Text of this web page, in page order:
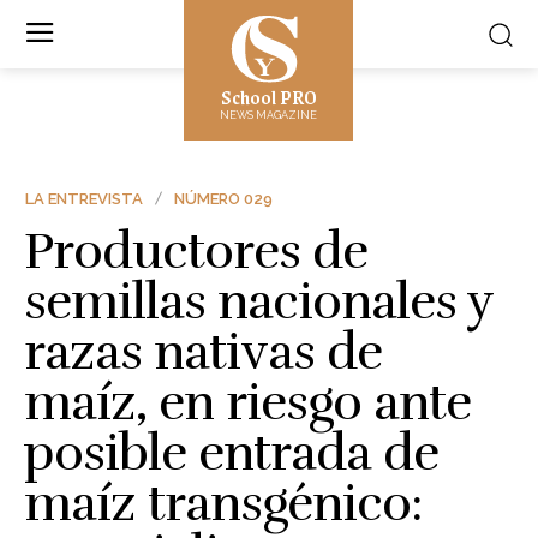
School PRO
NEWS MAGAZINE
LA ENTREVISTA NÚMERO 029
Productores de
semillas nacionales y
razas nativas de
maíz, en riesgo ante
posible entrada de
maíz transgénico: